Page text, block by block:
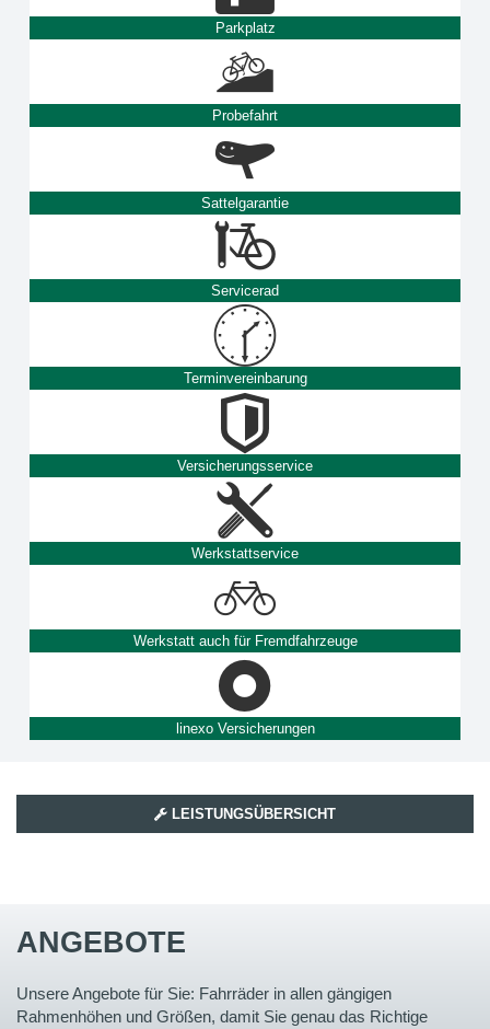
Parkplatz
Probefahrt
Sattelgarantie
Servicerad
Terminvereinbarung
Versicherungsservice
Werkstattservice
Werkstatt auch für Fremdfahrzeuge
linexo Versicherungen
LEISTUNGSÜBERSICHT
ANGEBOTE
Unsere Angebote für Sie: Fahrräder in allen gängigen
Rahmenhöhen und Größen, damit Sie genau das Richtige